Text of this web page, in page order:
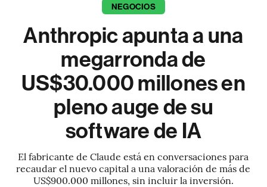
NEGOCIOS
Anthropic apunta a una
megarronda de
US$30.000 millones en
pleno auge de su
software de IA
El fabricante de Claude está en conversaciones para
recaudar el nuevo capital a una valoración de más de
US$900.000 millones, sin incluir la inversión.